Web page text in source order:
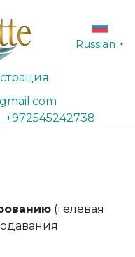
+972545242738
Russian ▼
(гелевая